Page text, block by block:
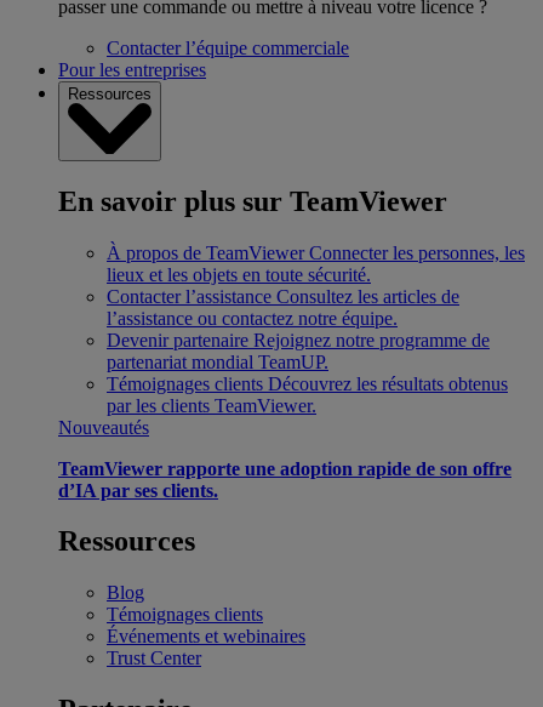
passer une commande ou mettre à niveau votre licence ?
Contacter l’équipe commerciale
Pour les entreprises
Ressources
En savoir plus sur TeamViewer
À propos de TeamViewer Connecter les personnes, les
lieux et les objets en toute sécurité.
Contacter l’assistance Consultez les articles de
l’assistance ou contactez notre équipe.
Devenir partenaire Rejoignez notre programme de
partenariat mondial TeamUP.
Témoignages clients Découvrez les résultats obtenus
par les clients TeamViewer.
Nouveautés
TeamViewer rapporte une adoption rapide de son offre
d’IA par ses clients.
Ressources
Blog
Témoignages clients
Événements et webinaires
Trust Center